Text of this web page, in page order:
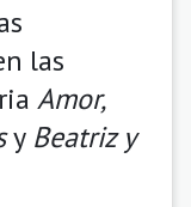
las
Amor,
y Beatriz y